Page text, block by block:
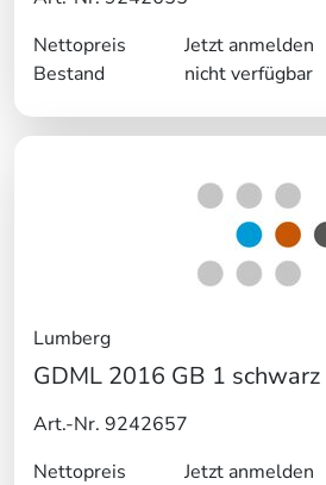
Nettopreis
Jetzt anmelden
Bestand
nicht verfügbar
Lumberg
GDML 2016 GB 1
Art.-Nr. 9242657
Nettopreis
Jetzt anmelden